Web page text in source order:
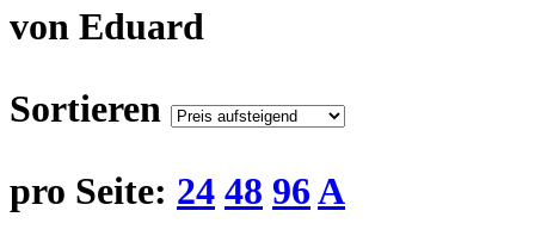
von Eduard
Sortieren
pro Seite: 24 48 96A